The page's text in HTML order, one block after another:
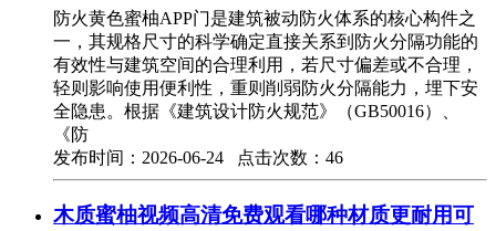
防火黄色蜜柚APP门是建筑被动防火体系的核心构件之
一，其规格尺寸的科学确定直接关系到防火分隔功能的
有效性与建筑空间的合理利用，若尺寸偏差或不合理，
轻则影响使用便利性，重则削弱防火分隔能力，埋下安
全隐患。根据《建筑设计防火规范》（GB50016）、
《防
发布时间：2026-06-24 点击次数：46
木质蜜柚视频高清免费观看哪种材质更耐用可